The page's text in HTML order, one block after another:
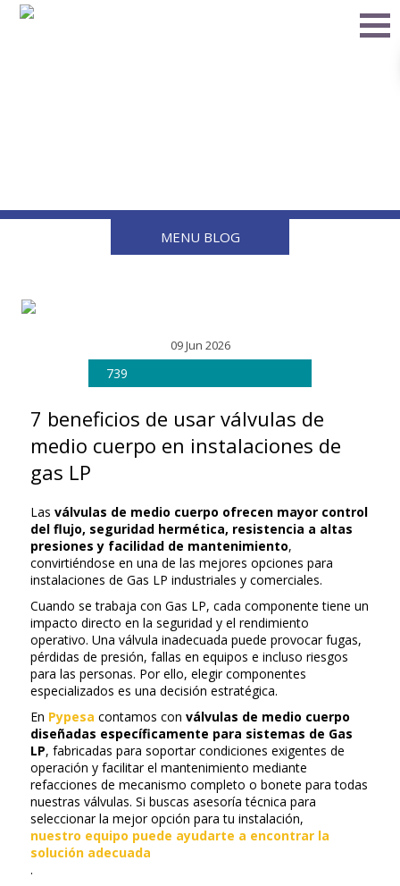
MENU BLOG
09 Jun 2026
739
7 beneficios de usar válvulas de
medio cuerpo en instalaciones de
gas LP
Las válvulas de medio cuerpo ofrecen mayor control
del flujo, seguridad hermética, resistencia a altas
presiones y facilidad de mantenimiento,
convirtiéndose en una de las mejores opciones para
instalaciones de Gas LP industriales y comerciales.
Cuando se trabaja con Gas LP, cada componente tiene un
impacto directo en la seguridad y el rendimiento
operativo. Una válvula inadecuada puede provocar fugas,
pérdidas de presión, fallas en equipos e incluso riesgos
para las personas. Por ello, elegir componentes
especializados es una decisión estratégica.
En Pypesa contamos con válvulas de medio cuerpo
diseñadas específicamente para sistemas de Gas
LP, fabricadas para soportar condiciones exigentes de
operación y facilitar el mantenimiento mediante
refacciones de mecanismo completo o bonete para todas
nuestras válvulas. Si buscas asesoría técnica para
seleccionar la mejor opción para tu instalación,
nuestro equipo puede ayudarte a encontrar la
solución adecuada
.